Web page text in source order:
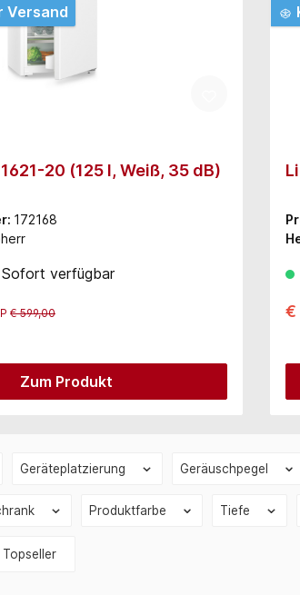
Versand
20 (125 l, Weiß, 35 dB)
172168
Sofort verfügbar
€ 599,00
Zum Produkt
€
Geräteplatzierung Geräuschpegel
Produktfarbe Tiefe
Topseller